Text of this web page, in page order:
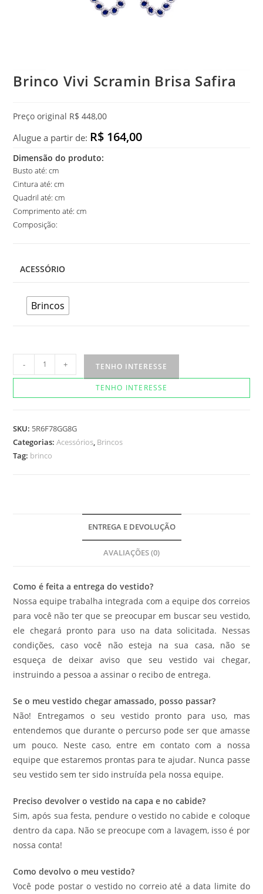
Brinco Vivi Scramin Brisa Safira
Preço original R$ 448,00
Alugue a partir de: R$ 164,00
Dimensão do produto:
Busto até: cm
Cintura até: cm
Quadril até: cm
Comprimento até: cm
Composição:
ACESSÓRIO
Brincos
Vivi
quantidade
- + TENHO INTERESSE
TENHO INTERESSE
SKU: 5R6F78GG8G
Categorias:Acessórios, Brincos
Tag: brinco
ENTREGA E DEVOLUÇÃO
AVALIAÇÕES (0)
Como é feita a entrega do vestido?
Nossa equipe trabalha integrada com a equipe dos correios
para você não ter que se preocupar em buscar seu vestido,
ele chegará pronto para uso na data solicitada. Nessas
condições, caso você não esteja na sua casa, não se
esqueça de deixar aviso que seu vestido vai chegar,
instruindo a pessoa a assinar o recibo de entrega.
Se o meu vestido chegar amassado, posso passar?
Não! Entregamos o seu vestido pronto para uso, mas
entendemos que durante o percurso pode ser que amasse
um pouco. Neste caso, entre em contato com a nossa
equipe que estaremos prontas para te ajudar. Nunca passe
seu vestido sem ter sido instruída pela nossa equipe.
Preciso devolver o vestido na capa e no cabide?
Sim, após sua festa, pendure o vestido no cabide e coloque
dentro da capa. Não se preocupe com a lavagem, isso é por
nossa conta!
Como devolvo o meu vestido?
Você pode postar o vestido no correio até a data limite do